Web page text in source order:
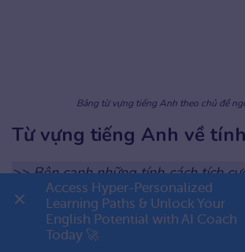
Bảng từ vựng tiếng Anh theo chủ đề
Từ vựng tiếng Anh về
>> Bên cạnh những tính cách tích
người cũng sẽ tồn tại một hoặc
tiêu cực. Hãy tham khảo một sốtính
tiêu cựcELSA Speak đã tổng hợp
👉 Premium 1 năm chỉ
Access Hyper-Personalized
Learning Paths & Unlock Your
English Potential with AI Coach
Today 🚀